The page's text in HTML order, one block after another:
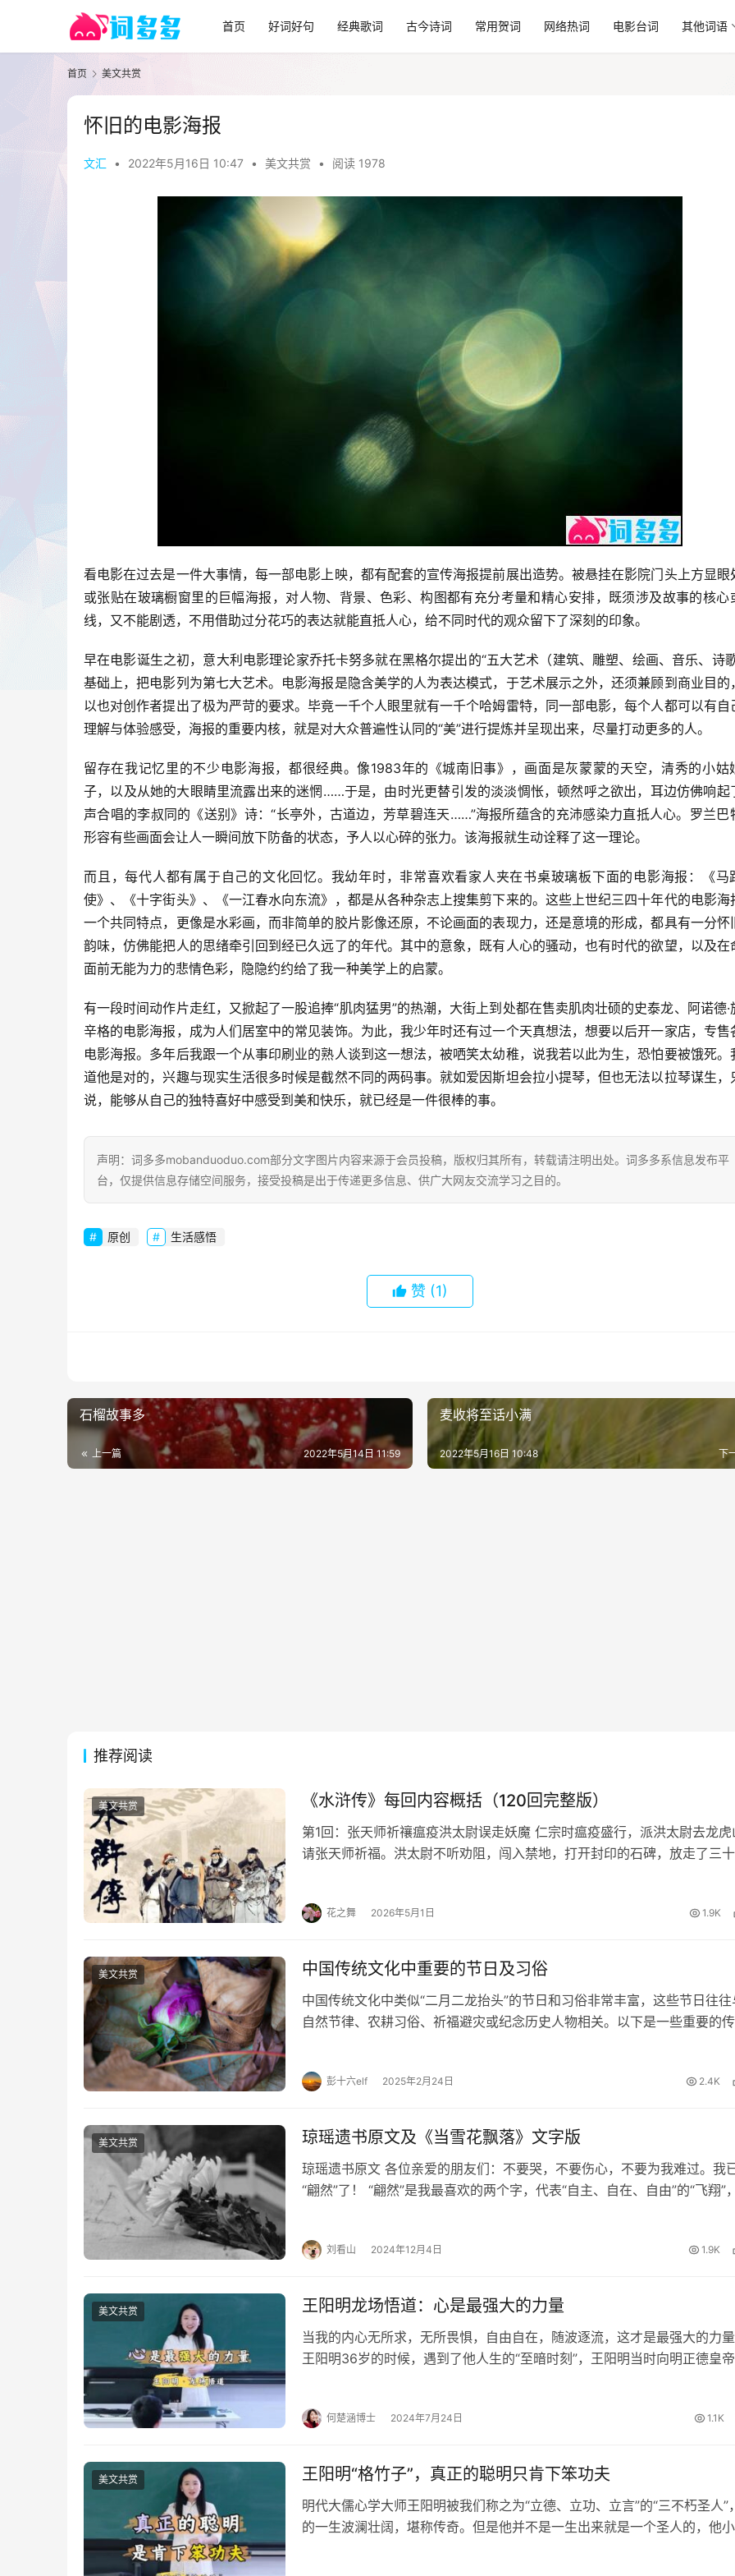
首页 好词好句 经典歌词 古今诗词 常用贺词 网络热词 电影台词 其他词语
首页 美文共赏
怀旧的电影海报
文汇 • 2022年5月16日 10:47 • 美文共赏 • 阅读 1978
看电影在过去是一件大事情，每一部电影上映，都有配套的宣传海报提前展出造势。被悬挂在影院门头上方显眼
或张贴在玻璃橱窗里的巨幅海报，对人物、背景、色彩、构图都有充分考量和精心安排，既须涉及故事的核心
线，又不能剧透，不用借助过分花巧的表达就能直抵人心，给不同时代的观众留下了深刻的印象。
早在电影诞生之初，意大利电影理论家乔托卡努多就在黑格尔提出的“五大艺术（建筑、雕塑、绘画、音乐、诗
基础上，把电影列为第七大艺术。电影海报是隐含美学的人为表达模式，于艺术展示之外，还须兼顾到商业目的
以也对创作者提出了极为严苛的要求。毕竟一千个人眼里就有一千个哈姆雷特，同一部电影，每个人都可以有自
理解与体验感受，海报的重要内核，就是对大众普遍性认同的“美”进行提炼并呈现出来，尽量打动更多的人。
留存在我记忆里的不少电影海报，都很经典。像1983年的《城南旧事》，画面是灰蒙蒙的天空，清秀的小姑
子，以及从她的大眼睛里流露出来的迷惘……于是，由时光更替引发的淡淡惆怅，顿然呼之欲出，耳边仿佛响起
声合唱的李叔同的《送别》诗：“长亭外，古道边，芳草碧连天……”海报所蕴含的充沛感染力直抵人心。罗兰巴
形容有些画面会让人一瞬间放下防备的状态，予人以心碎的张力。该海报就生动诠释了这一理论。
而且，每代人都有属于自己的文化回忆。我幼年时，非常喜欢看家人夹在书桌玻璃板下面的电影海报：《马
使》、《十字街头》、《一江春水向东流》，都是从各种杂志上搜集剪下来的。这些上世纪三四十年代的电影海
一个共同特点，更像是水彩画，而非简单的胶片影像还原，不论画面的表现力，还是意境的形成，都具有一分怀
韵味，仿佛能把人的思绪牵引回到经已久远了的年代。其中的意象，既有人心的骚动，也有时代的欲望，以及在
面前无能为力的悲情色彩，隐隐约约给了我一种美学上的启蒙。
有一段时间动作片走红，又掀起了一股追捧“肌肉猛男”的热潮，大街上到处都在售卖肌肉壮硕的史泰龙、阿诺德·
辛格的电影海报，成为人们居室中的常见装饰。为此，我少年时还有过一个天真想法，想要以后开一家店，专售
电影海报。多年后我跟一个从事印刷业的熟人谈到这一想法，被哂笑太幼稚，说我若以此为生，恐怕要被饿死。
道他是对的，兴趣与现实生活很多时候是截然不同的两码事。就如爱因斯坦会拉小提琴，但也无法以拉琴谋生，
说，能够从自己的独特喜好中感受到美和快乐，就已经是一件很棒的事。
声明：词多多mobanduoduo.com部分文字图片内容来源于会员投稿，版权归其所有，转载请注明出处。词多多系信息发布平
台，仅提供信息存储空间服务，接受投稿是出于传递更多信息、供广大网友交流学习之目的。
原创 生活感悟
赞 (1)
石榴故事多
上一篇 2022年5月14日 11:59
麦收将至话小满
下
2022年5月16日 10:48
推荐阅读
美文共赏 《水浒传》每回内容概括（120回完整版）
第1回：张天师祈禳瘟疫洪太尉误走妖魔 仁宗时瘟疫盛行，派洪太尉去龙虎
请张天师祈福。洪太尉不听劝阻，闯入禁地，打开封印的石碑，放走了三
花之舞 2026年5月1日 1.9K
美文共赏 中国传统文化中重要的节日及习俗
中国传统文化中类似“二月二龙抬头”的节日和习俗非常丰富，这些节日往往
自然节律、农耕习俗、祈福避灾或纪念历史人物相关。以下是一些重要的
彭十六elf 2025年2月24日 2.4K
美文共赏 琼瑶遗书原文及《当雪花飘落》文字版
琼瑶遗书原文 各位亲爱的朋友们：不要哭，不要伤心，不要为我难过。我
“翩然”了！ “翩然”是我最喜欢的两个字，代表“自主、自在、自由”的“飞翔”
刘看山 2024年12月4日 1.9K
美文共赏 王阳明龙场悟道：心是最强大的力量
当我的内心无所求，无所畏惧，自由自在，随波逐流，这才是最强大的力
王阳明36岁的时候，遇到了他人生的“至暗时刻”，王阳明当时向明正德皇
何楚涵博士 2024年7月24日 1.1K
美文共赏 王阳明“格竹子”，真正的聪明只肯下笨功夫
明代大儒心学大师王阳明被我们称之为“立德、立功、立言”的“三不朽圣人”
的一生波澜壮阔，堪称传奇。但是他并不是一生出来就是一个圣人的，他